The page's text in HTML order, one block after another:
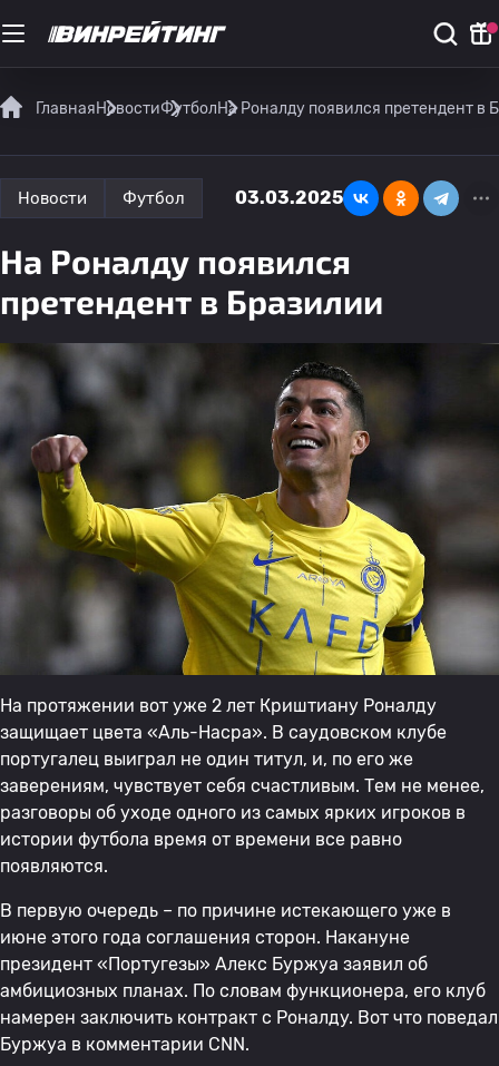
ГлавнаяНовостиФутболНа Роналду появился претендент в
Новости Футбол 03.03.2025
На Роналду появился
претендент в Бразилии
На протяжении вот уже 2 лет Криштиану Роналду
защищает цвета «Аль-Насра». В саудовском клубе
португалец выиграл не один титул, и, по его же
заверениям, чувствует себя счастливым. Тем не менее,
разговоры об уходе одного из самых ярких игроков в
истории футбола время от времени все равно
появляются.
В первую очередь – по причине истекающего уже в
июне этого года соглашения сторон. Накануне
президент «Португезы» Алекс Буржуа заявил об
амбициозных планах. По словам функционера, его клуб
намерен заключить контракт с Роналду. Вот что поведал
Буржуа в комментарии CNN.